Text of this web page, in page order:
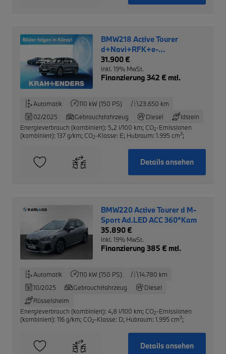
BMW218 Active Tourer
d+Navi+RFK+e-
Sitze+DAB+PDCv+h
31.900 €
inkl. 19% MwSt.
Finanzierung 342 € mtl.
Automatik 110 kW (150 PS)
23.650 km
02/2025
Gebrauchtfahrzeug Diesel
Idstein
Energieverbrauch (kombiniert): 5,2 l/100 km; CO2-Emissionen
(kombiniert): 137 g/km; CO2-Klasse: E; Hubraum: 1.995 cm3;
Details ansehen
BMW220 Active Tourer d M-
Sport Ad.LED ACC 360°Kam
35.890 €
inkl. 19% MwSt.
Finanzierung 385 € mtl.
Automatik 110 kW (150 PS)
14.780 km
10/2025
Gebrauchtfahrzeug
Diesel
Rüsselsheim
Energieverbrauch (kombiniert): 4,8 l/100 km; CO2-Emissionen
(kombiniert): 116 g/km; CO2-Klasse: D; Hubraum: 1.995 cm3;
Details ansehen